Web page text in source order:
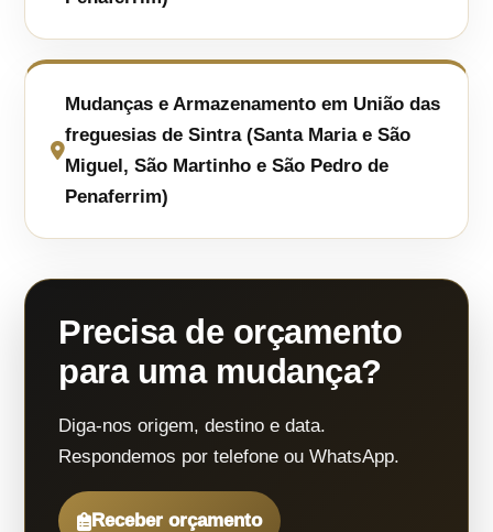
Mudanças e Armazenamento em União das
freguesias de Sintra (Santa Maria e São
Miguel, São Martinho e São Pedro de
Penaferrim)
Precisa de orçamento
para uma mudança?
Diga-nos origem, destino e data.
Respondemos por telefone ou WhatsApp.
Receber orçamento